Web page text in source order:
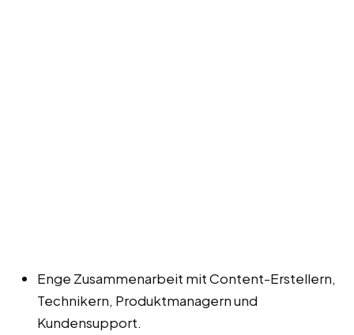
Enge Zusammenarbeit mit Content-Erstellern,
Technikern, Produktmanagern und
Kundensupport.